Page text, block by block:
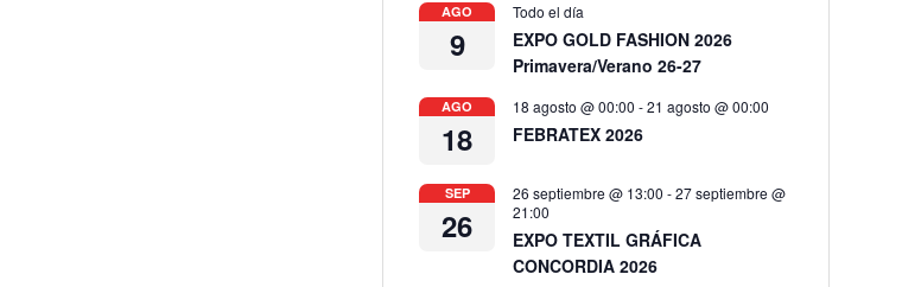
AGO
9
Todo el día
EXPO GOLD FASHION 2026
Primavera/Verano 26-27
AGO
18
18 agosto @ 00:00 -21 agosto @ 00:00
FEBRATEX 2026
SEP
26
26 septiembre @ 13:00 -27 septiembre @
21:00
EXPO TEXTIL GRÁFICA
CONCORDIA 2026